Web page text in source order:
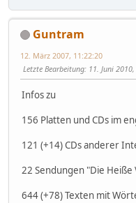
Guntram
12. März 2007, 11:22:20
Letzte Bearbeitung: 11. Juni
Infos zu
156 Platten und CDs im
121 (+14) CDs anderer
22 Sendungen "Die
644 (+78) Texten mit